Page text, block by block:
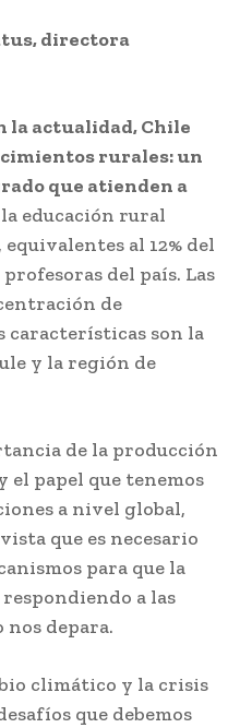
directora
la actualidad, Chile
rurales: un
que atienden a
educación rural
al 12% del
del país. Las
de
características son la
y la región de
de la producción
el papel que tenemos
a nivel global,
que es necesario
para que la
a las
nos depara.
climático y la crisis
que debemos